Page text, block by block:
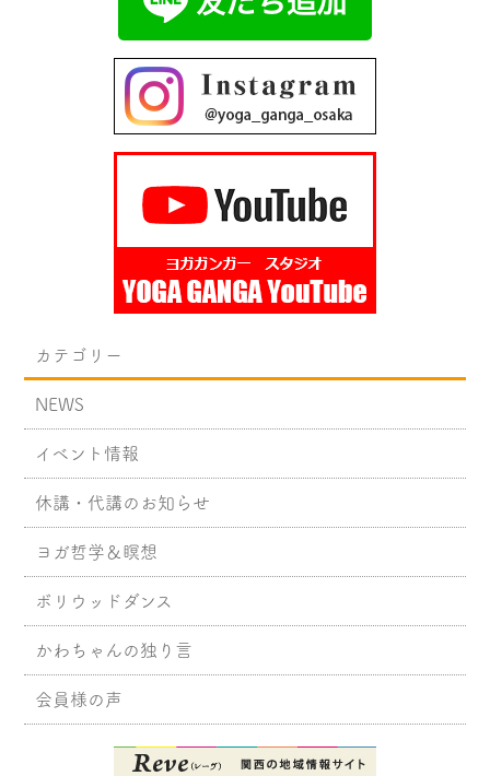
カテゴリー
NEWS
イベント情報
休講・代講のお知らせ
ヨガ哲学＆瞑想
ボリウッドダンス
かわちゃんの独り言
会員様の声